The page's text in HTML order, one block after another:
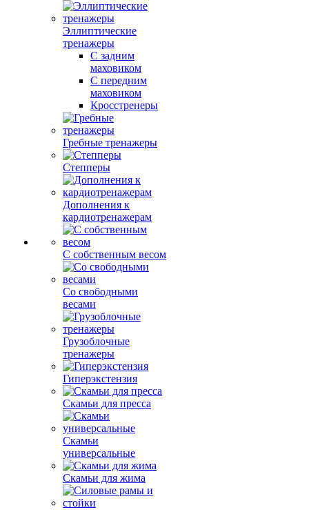
Эллиптические
тренажеры
С задним
маховиком
С передним
маховиком
Кросстренеры
Гребные тренажеры
Степперы
Дополнения к
кардиотренажерам
С собственным весом
Со свободными
весами
Грузоблочные
тренажеры
Гиперэкстензия
Скамьи для пресса
Скамьи
универсальные
Скамьи для жима